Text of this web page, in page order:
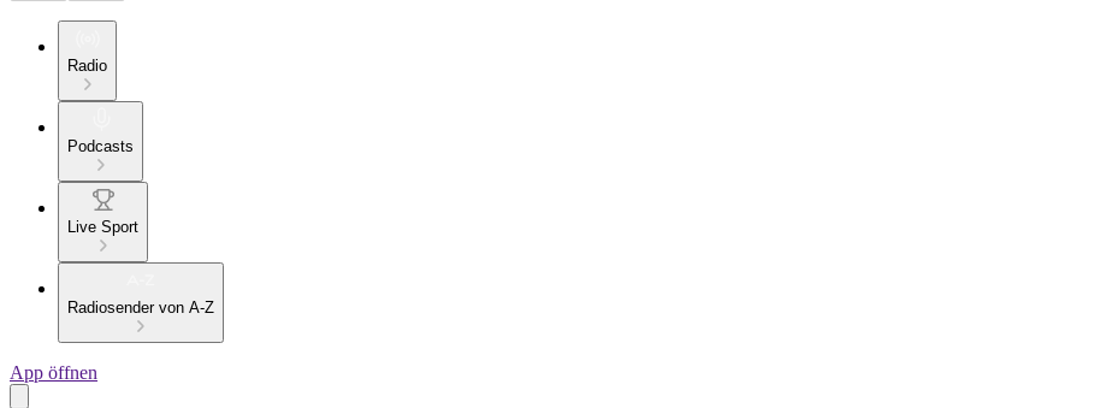
Radio
Podcasts
Live Sport
Radiosender von A-Z
App öffnen